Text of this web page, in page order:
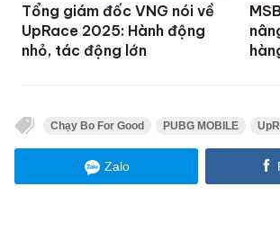
Tổng giám đốc VNG nói về
UpRace 2025: Hành động
nhỏ, tác động lớn
Chạy Bo For Good PUBG MOBILE
Zalo